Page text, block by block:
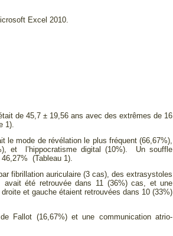
Excel 2010.
de 45,7 ± 19,56 ans avec des extrêmes de 16
1).
mode de révélation le plus fréquent (66,67%),
et l’hippocratisme digital (10%). Un souffle
(Tableau 1).
fibrillation auriculaire (3 cas), des extrasystoles
avait été retrouvée dans 11 (36%) cas, et une
et gauche étaient retrouvées dans 10 (33%)
Fallot (16,67%) et une communication atrio-